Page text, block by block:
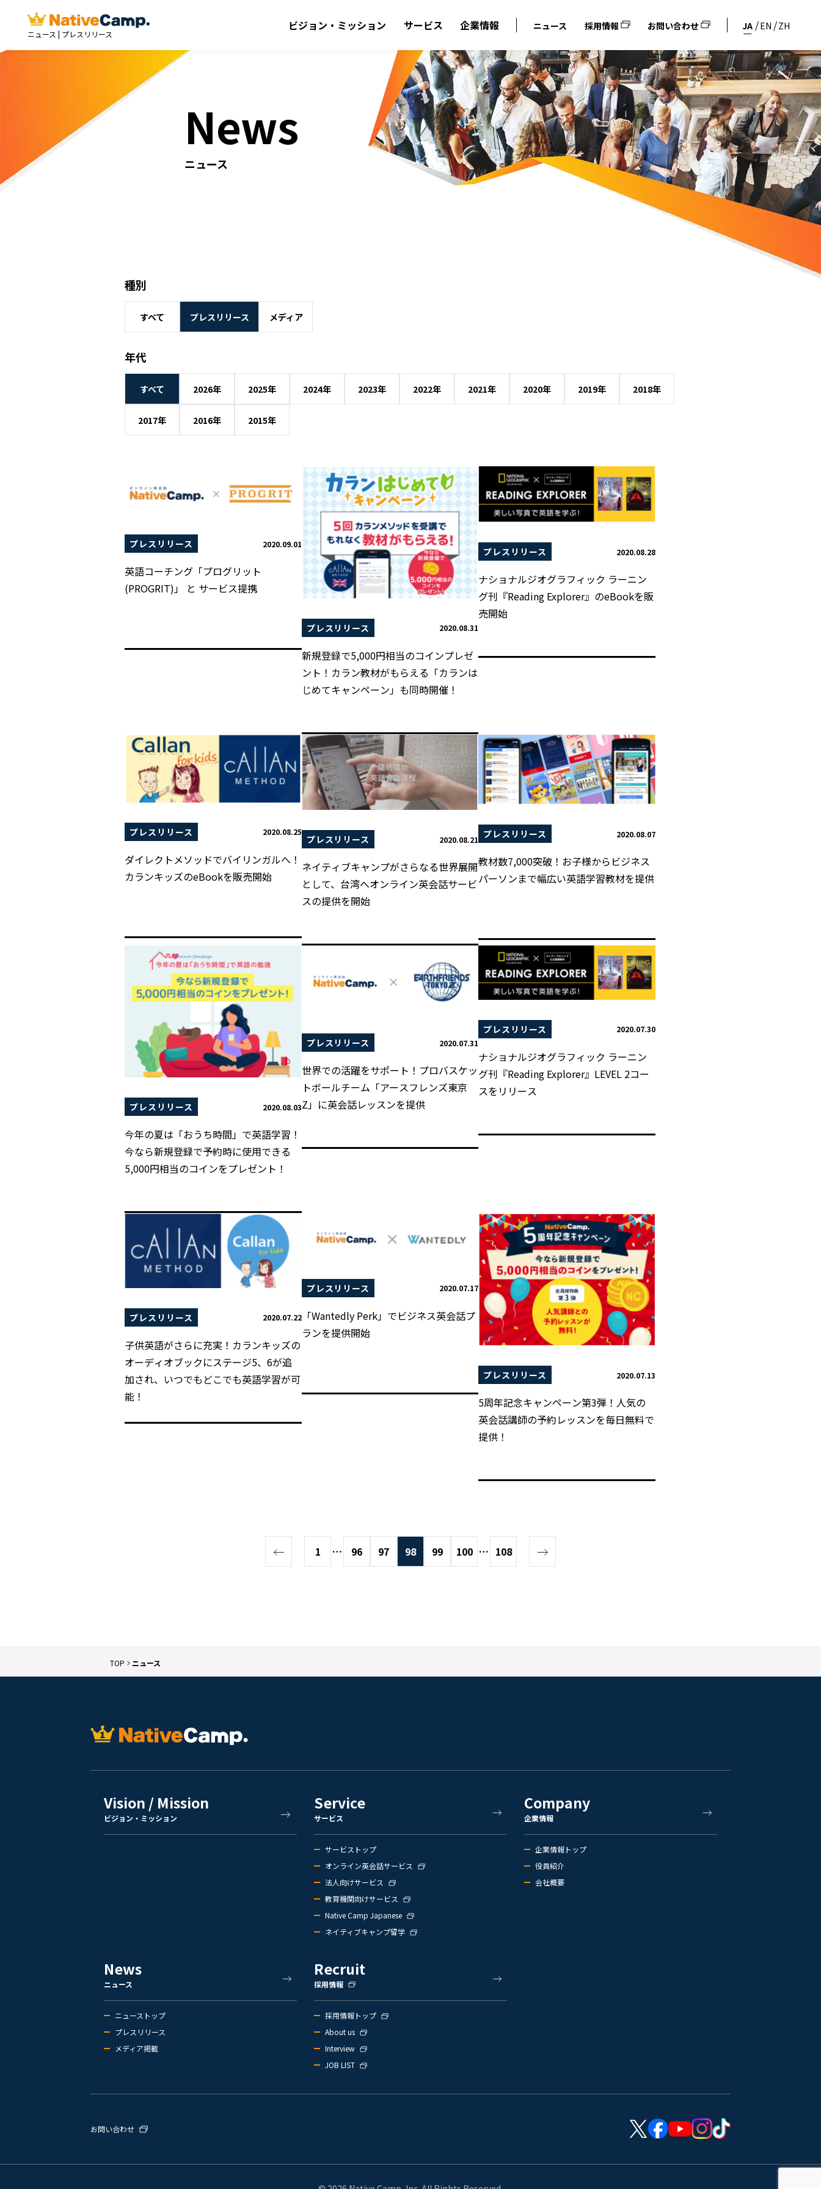
ニュース | プレスリリース
ビジョン・ミッション サービス 企業情報 ニュース 採用情報 お問い合わせ JA EN ZH
News
ニュース
種別
すべて プレスリリース メディア
年代
すべて 2026年 2025年 2024年 2023年 2022年 2021年 2020年 2019年 2018年
2017年 2016年 2015年
プレスリリース 2020.09.01
英語コーチング「プログリット
(PROGRIT)」 と サービス提携
プレスリリース 2020.08.31
新規登録で5,000円相当のコインプレゼ
ント！カラン教材がもらえる「カランは
じめてキャンペーン」も同時開催！
プレスリリース 2020.08.28
ナショナルジオグラフィック ラーニン
グ刊『Reading Explorer』のeBookを販
売開始
プレスリリース 2020.08.25
ダイレクトメソッドでバイリンガルへ！
カランキッズのeBookを販売開始
プレスリリース 2020.08.21
ネイティブキャンプがさらなる世界展開
として、台湾へオンライン英会話サービ
スの提供を開始
プレスリリース 2020.08.07
教材数7,000突破！お子様からビジネス
パーソンまで幅広い英語学習教材を提供
プレスリリース 2020.08.03
今年の夏は「おうち時間」で英語学習！
今なら新規登録で予約時に使用できる
5,000円相当のコインをプレゼント！
プレスリリース 2020.07.31
世界での活躍をサポート！プロバスケッ
トボールチーム「アースフレンズ東京
Z」に英会話レッスンを提供
プレスリリース 2020.07.30
ナショナルジオグラフィック ラーニン
グ刊『Reading Explorer』LEVEL 2コー
スをリリース
プレスリリース 2020.07.22
子供英語がさらに充実！カランキッズの
オーディオブックにステージ5、6が追
加され、いつでもどこでも英語学習が可
能！
プレスリリース 2020.07.17
「Wantedly Perk」でビジネス英会話プ
ランを提供開始
プレスリリース 2020.07.13
5周年記念キャンペーン第3弾！人気の
英会話講師の予約レッスンを毎日無料で
提供！
1 … 96 97 98 99 100 … 108
TOP ニュース
Vision / Mission
ビジョン・ミッション
Service
サービス
サービストップ
オンライン英会話サービス
法人向けサービス
教育機関向けサービス
Native Camp Japanese
ネイティブキャンプ留学
Company
企業情報
企業情報トップ
役員紹介
会社概要
News
ニュース
ニューストップ
プレスリリース
メディア掲載
Recruit
採用情報
採用情報トップ
About us
Interview
JOB LIST
お問い合わせ